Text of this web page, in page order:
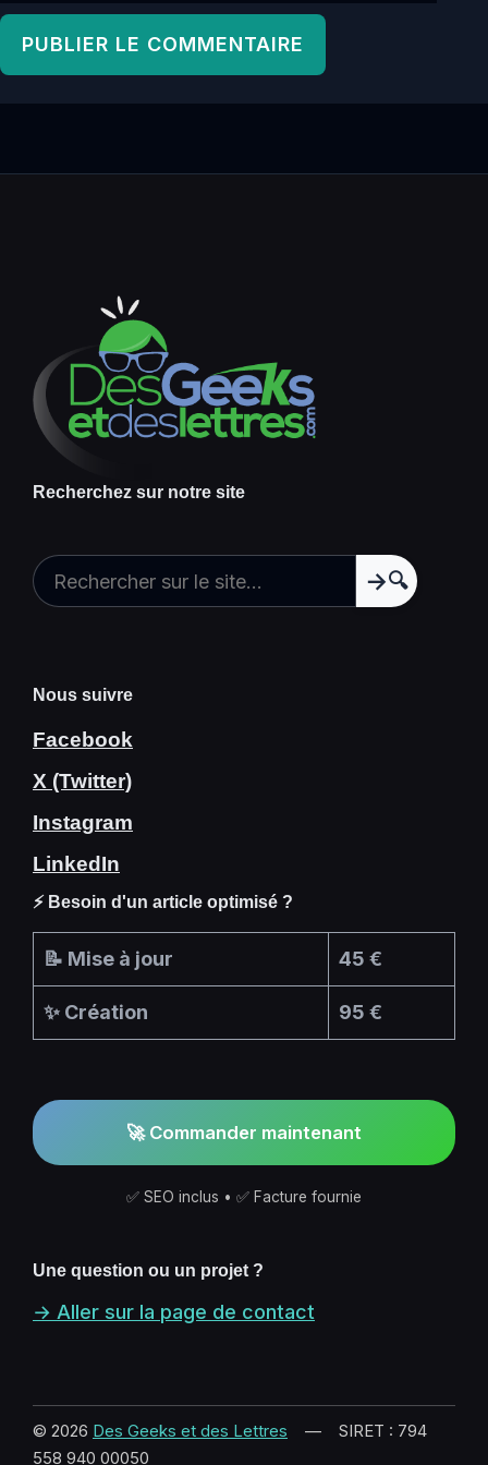
Recherchez sur notre site
🔍
Nous suivre
Facebook
X (Twitter)
Instagram
LinkedIn
⚡ Besoin d'un article optimisé ?
📝 Mise à jour 45 €
✨ Création 95 €
🚀 Commander maintenant
✅ SEO inclus • ✅ Facture fournie
Une question ou un projet ?
→ Aller sur la page de contact
© 2026 Des Geeks et des Lettres — SIRET : 794
558 940 00050